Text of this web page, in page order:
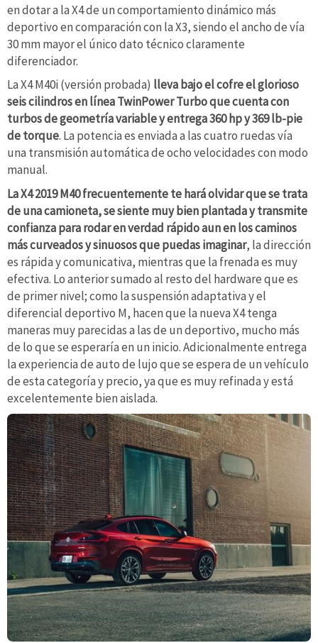
en dotar a la X4 de un comportamiento dinámico más
deportivo en comparación con la X3, siendo el ancho de vía
30 mm mayor el único dato técnico claramente
diferenciador.
La X4 M40i (versión probada) lleva bajo el cofre el glorioso
seis cilindros en línea TwinPower Turbo que cuenta con
turbos de geometría variable y entrega 360 hp y 369 lb-pie
de torque. La potencia es enviada a las cuatro ruedas vía
una transmisión automática de ocho velocidades con modo
manual.
La X4 2019 M40 frecuentemente te hará olvidar que se trata
de una camioneta, se siente muy bien plantada y transmite
confianza para rodar en verdad rápido aun en los caminos
más curveados y sinuosos que puedas imaginar, la dirección
es rápida y comunicativa, mientras que la frenada es muy
efectiva. Lo anterior sumado al resto del hardware que es
de primer nivel; como la suspensión adaptativa y el
diferencial deportivo M, hacen que la nueva X4 tenga
maneras muy parecidas a las de un deportivo, mucho más
de lo que se esperaría en un inicio. Adicionalmente entrega
la experiencia de auto de lujo que se espera de un vehículo
de esta categoría y precio, ya quees muy refinada y está
excelentemente bien aislada.